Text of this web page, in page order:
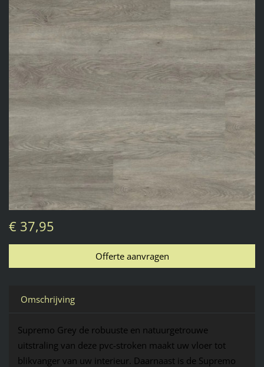
€ 37,95
Omschrijving
Supremo Grey de robuuste en natuurgetrouwe
uitstraling van deze pvc-stroken maakt uw vloer tot
blikvanger van uw interieur. Daarnaast is de Supremo